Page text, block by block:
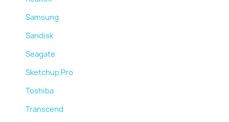
Samsung
Sandisk
Seagate
Sketchup Pro
Toshiba
Transcend